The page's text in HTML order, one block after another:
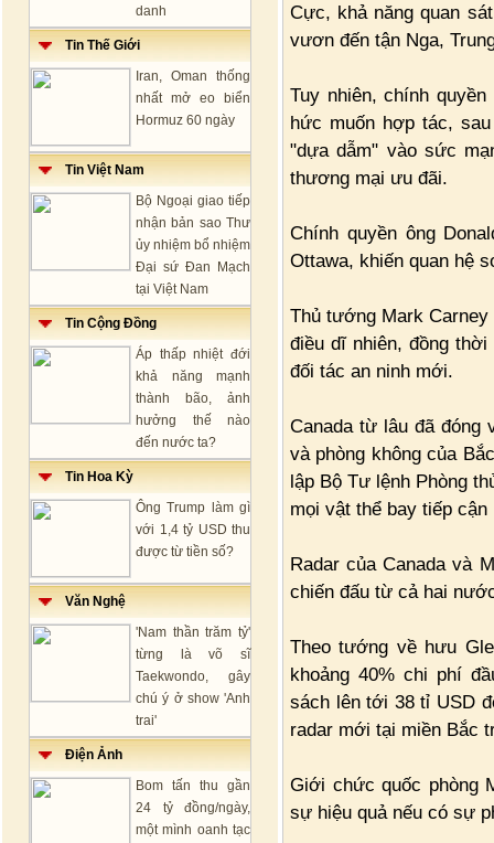
danh
Tin Thế Giới
Iran, Oman thống
nhất mở eo biển
Hormuz 60 ngày
Tin Việt Nam
Bộ Ngoại giao tiếp
nhận bản sao Thư
ủy nhiệm bổ nhiệm
Đại sứ Đan Mạch
tại Việt Nam
Tin Cộng Đồng
Áp thấp nhiệt đới
khả năng mạnh
thành bão, ảnh
hưởng thế nào
đến nước ta?
Tin Hoa Kỳ
Ông Trump làm gì
với 1,4 tỷ USD thu
được từ tiền số?
Văn Nghệ
'Nam thần trăm tỷ'
từng là võ sĩ
Taekwondo, gây
chú ý ở show 'Anh
trai'
Điện Ảnh
Bom tấn thu gần
24 tỷ đồng/ngày,
một mình oanh tạc
Cực, khả năng quan
vươn đến tận Nga,
Tuy nhiên, chính
hức muốn hợp tác,
"dựa dẫm" vào sức
thương mại ưu đãi.
Chính quyền ông
Ottawa, khiến quan hệ
Thủ tướng Mark
điều dĩ nhiên, đồng
đối tác an ninh mới.
Canada từ lâu đã đóng
và phòng không của
lập Bộ Tư lệnh Phòng
mọi vật thể bay tiếp cận
Radar của Canada và
chiến đấu từ cả hai
Theo tướng về hưu
khoảng 40% chi phí
sách lên tới 38 tỉ USD
radar mới tại miền Bắc
Giới chức quốc phòng
sự hiệu quả nếu có sự